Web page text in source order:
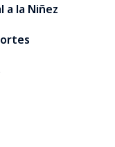
la Niñez